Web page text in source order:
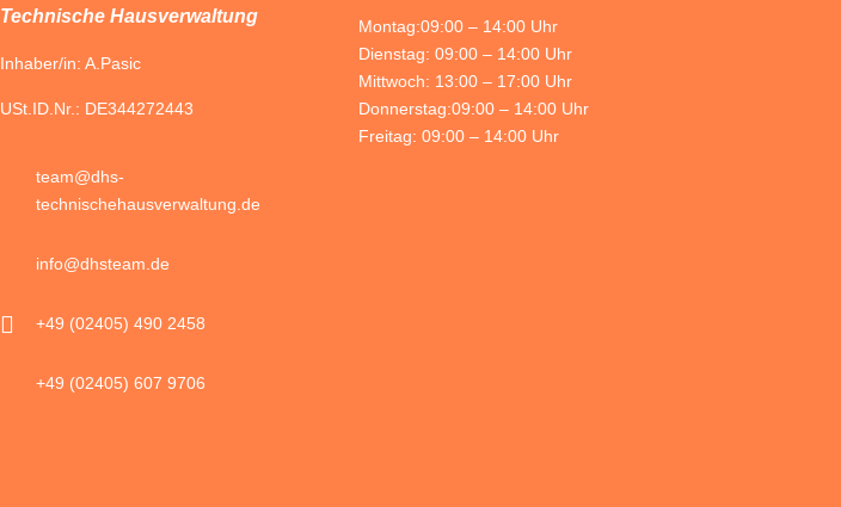
Technische Hausverwaltung
Inhaber/in: A.Pasic
USt.ID.Nr.: DE344272443
team@dhs-
technischehausverwaltung.de
info@dhsteam.de
+49 (02405) 490 2458
+49 (02405) 607 9706
Montag:09:00 – 14:00 Uhr
Dienstag: 09:00 – 14:00 Uhr
Mittwoch: 13:00 – 17:00 Uhr
Donnerstag:09:00 – 14:00 Uhr
Freitag: 09:00 – 14:00 Uhr